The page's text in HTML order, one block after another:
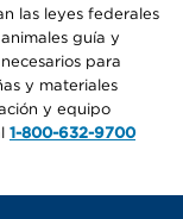
las leyes federales
guía y
para
y materiales
y equipo
1-800-632-9700